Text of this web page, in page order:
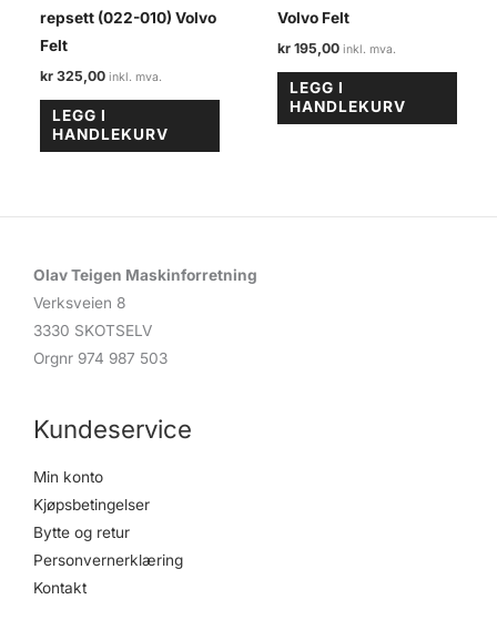
repsett (022-010) Volvo
Felt
kr 325,00
LEGG I
HANDLEKURV
Volvo Felt
kr 195,00
LEGG I
HANDLEKURV
Olav Teigen Maskinforretning
Verksveien 8
3330 SKOTSELV
Orgnr 974 987 503
Kundeservice
Min konto
Kjøpsbetingelser
Bytte og retur
Personvernerklæring
Kontakt